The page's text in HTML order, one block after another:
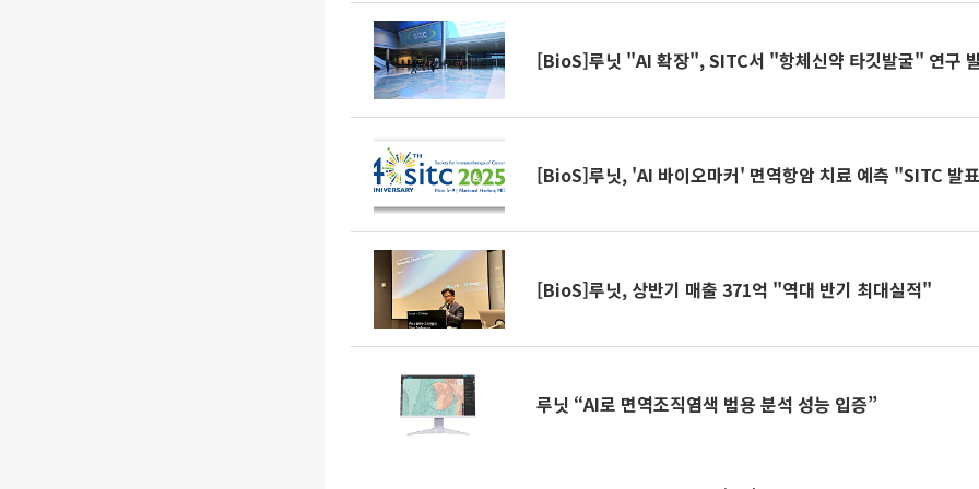
[BioS]루닛 "AI 확장", SITC서 "항체신약 타깃발굴" 연구
[BioS]루닛, 'AI 바이오마커' 면역항암 치료 예측 "SITC 발
[BioS]루닛, 상반기 매출 371억 "역대 반기 최대실적"
루닛 “AI로 면역조직염색 범용 분석 성능 입증”